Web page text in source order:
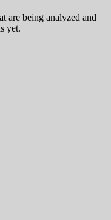
are being analyzed and
yet.